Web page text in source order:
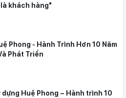
khách hàng"
Phong - Hành Trình Hơn 10 Năm
Phát Triển
dựng Huệ Phong – Hành trình 10